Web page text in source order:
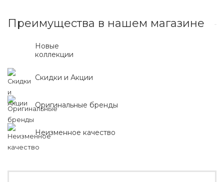
Преимущества в нашем магазине
Новые
коллекции
Скидки и Акции
Оригинальные бренды
Неизменное качество